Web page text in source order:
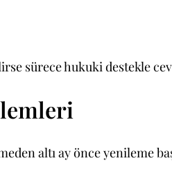
sürece hukuki destekle
altı ay önce yenileme